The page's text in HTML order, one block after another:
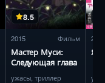
8.5
2015 Фильм
Мастер Муси:
Следующая глава
ужасы, триллер
2015
Я –